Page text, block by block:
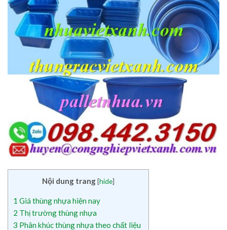
Nội dung trang[hide]
1 Giá thùng nhựa hiện nay
2 Thị trường thùng nhựa
3 Phân khúc thùng nhựa theo chất liệu